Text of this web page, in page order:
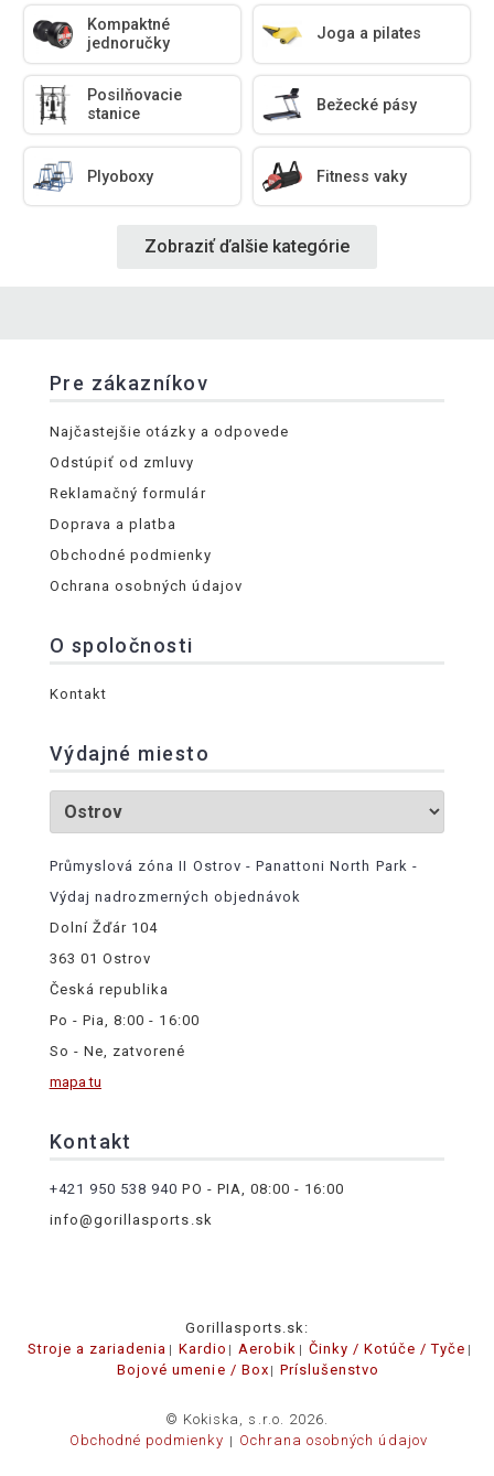
Kompaktné
jednoručky
Joga a pilates
Posilňovacie
stanice
Bežecké pásy
Plyoboxy Fitness vaky
Zobraziť ďalšie kategórie
Pre zákazníkov
Najčastejšie otázky a odpovede
Odstúpiť od zmluvy
Reklamačný formulár
Doprava a platba
Obchodné podmienky
Ochrana osobných údajov
O spoločnosti
Kontakt
Výdajné miesto
Průmyslová zóna II Ostrov - Panattoni North Park -
Výdaj nadrozmerných objednávok
Dolní Žďár 104
363 01 Ostrov
Česká republika
Po - Pia, 8:00 - 16:00
So - Ne, zatvorené
mapa tu
Kontakt
+421 950 538 940 PO - PIA, 08:00 - 16:00
info@gorillasports.sk
Gorillasports.sk:
Stroje a zariadenia
Kardio Aerobik
Činky / Kotúče / Tyče
Bojové umenie / Box
Príslušenstvo
© Kokiska, s.r.o. 2026.
Obchodné podmienky
Ochrana osobných údajov